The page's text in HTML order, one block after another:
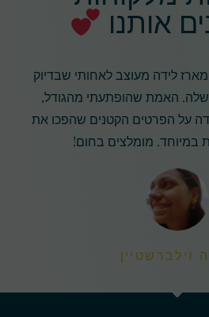
אותנו
לידה מעוצב לאחותי שבדיוק
שלה. האמת שהופתעתי מהגודל,
על הפרטים הקטנים שהפכו את
במיוחד. מומלצים בחום!
זילברשטיין